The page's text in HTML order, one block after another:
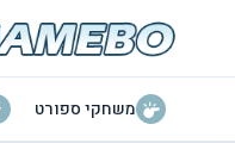
משחקי ספורט